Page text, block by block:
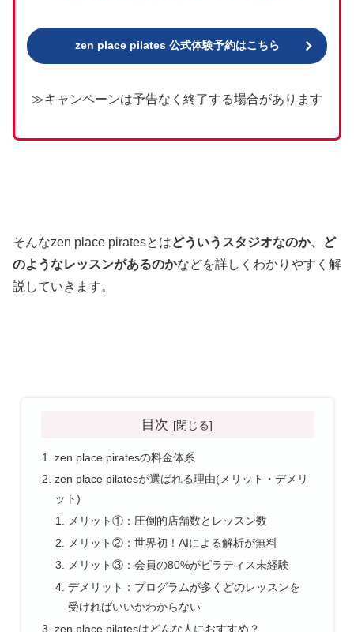
zen place pilates 公式体験予約はこちら
≫キャンペーンは予告なく終了する場合があります
そんなzen place piratesとはどういうスタジオなのか、ど
のようなレッスンがあるのかなどを詳しくわかりやすく解
説していきます。
目次
zen place piratesの料金体系
zen place pilatesが選ばれる理由(メリット・デメリ
ット)
メリット①：圧倒的店舗数とレッスン数
メリット②：世界初！AIによる解析が無料
メリット③：会員の80%がピラティス未経験
デメリット：プログラムが多くどのレッスンを
受ければいいかわからない
zen place pilatesはどんな人におすすめ？